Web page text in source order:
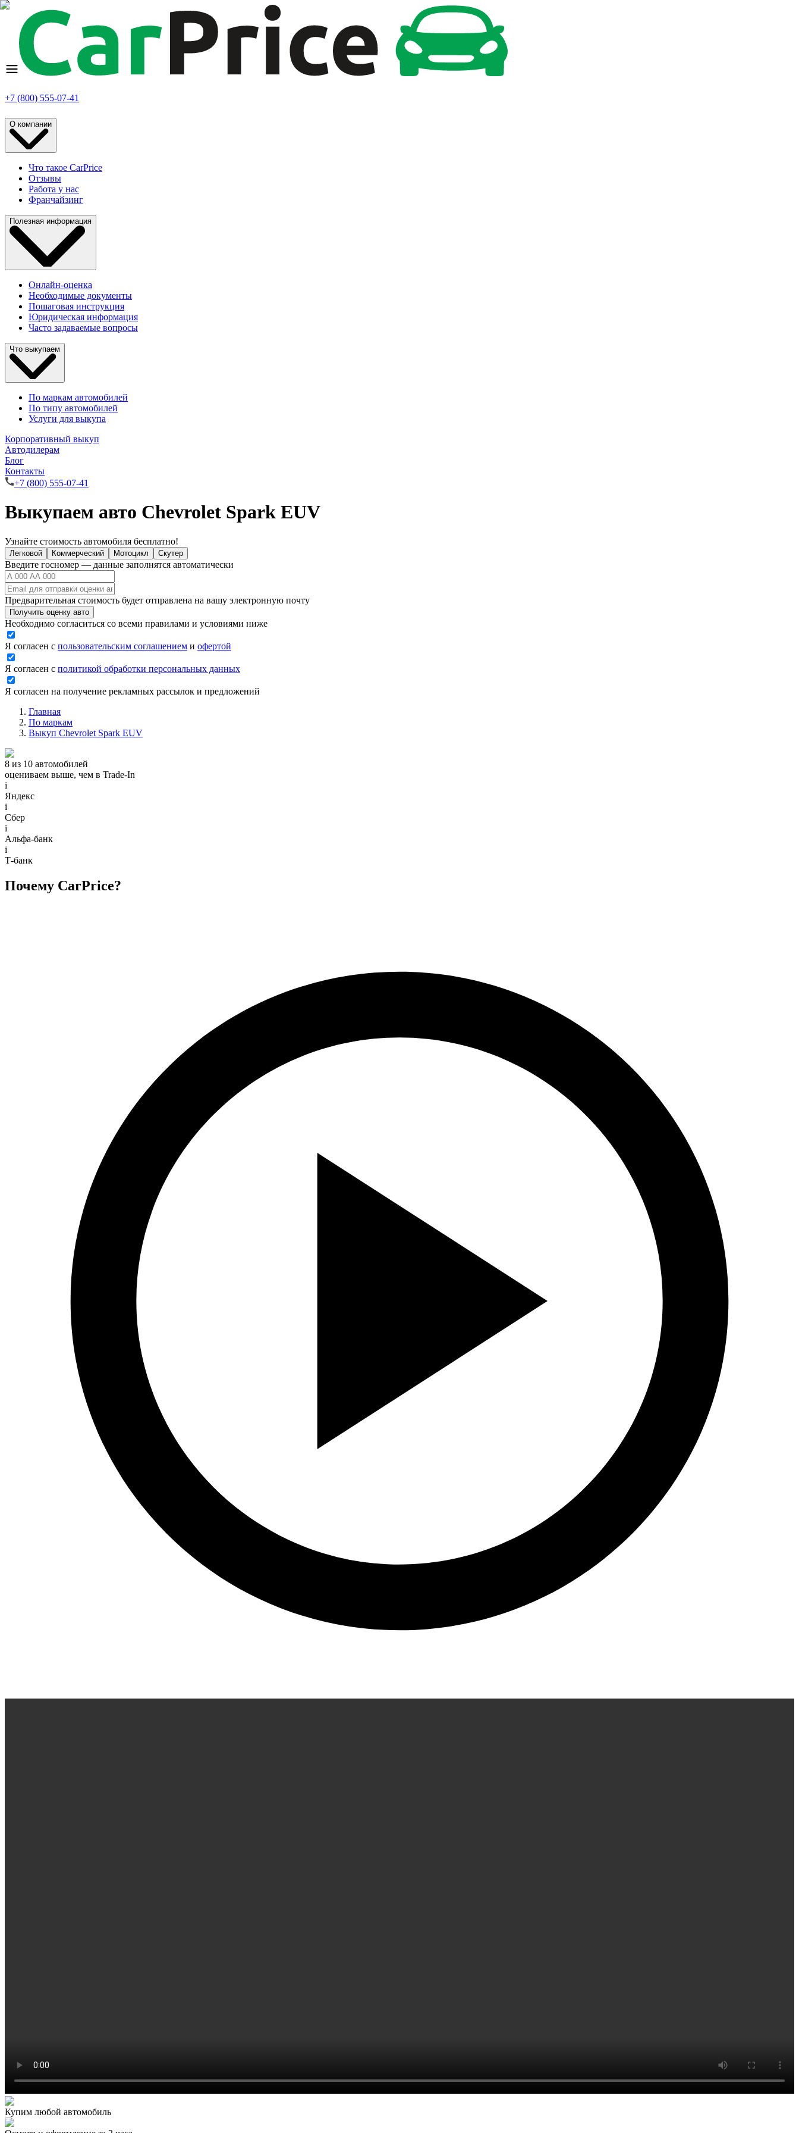
+7 (800) 555-07-41
О компании
Что такое CarPrice
Отзывы
Работа у нас
Франчайзинг
Полезная информация
Онлайн-оценка
Необходимые документы
Пошаговая инструкция
Юридическая информация
Часто задаваемые вопросы
Что выкупаем
По маркам автомобилей
По типу автомобилей
Услуги для выкупа
Корпоративный выкуп
Автодилерам
Блог
Контакты
+7 (800) 555-07-41
Выкупаем авто Chevrolet Spark EUV
Узнайте стоимость автомобиля бесплатно!
Легковой Коммерческий Мотоцикл Скутер
Введите госномер — данные заполнятся автоматически
Предварительная стоимость будет отправлена на вашу электронную почту
Получить оценку авто
Необходимо согласиться со всеми правилами и условиями ниже
Я согласен с пользовательским соглашением и офертой
Я согласен с политикой обработки персональных данных
Я согласен на получение рекламных рассылок и предложений
Главная
По маркам
Выкуп Chevrolet Spark EUV
8 из 10 автомобилей
оцениваем выше, чем в Trade‑In
i
Яндекс
i
Сбер
i
Альфа-банк
i
Т-банк
Почему CarPrice?
Купим любой автомобиль